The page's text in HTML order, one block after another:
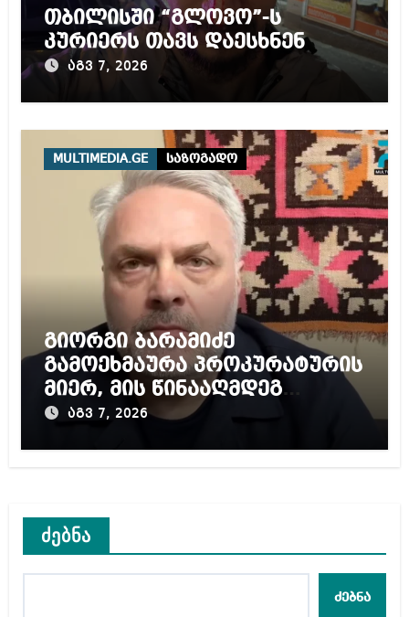
თბილისში “გლოვო”-ს
კურიერს თავს დაესხნენ
აგვ 7, 2026
MULTIMEDIA.GE საზოგადო
გიორგი ბარამიძე
გამოეხმაურა პროკურატურის
მიერ, მის წინააღმდეგ
დაწყებულ გამოძიებას
აგვ 7, 2026
ძებნა
ძებნა